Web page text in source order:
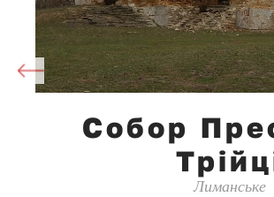
Собор
Лиманське